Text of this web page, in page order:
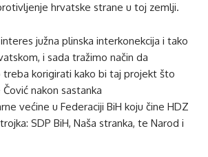
hrvatske strane u toj zemlji.
južna plinska interkonekcija i tako
i sada tražimo način da
korigirati kako bi taj projekt što
nakon sastanka
većine u Federaciji BiH koju čine HDZ
SDP BiH, Naša stranka, te Narod i